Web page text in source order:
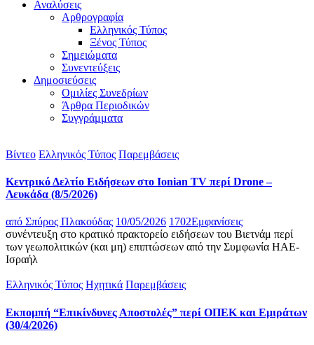
Αναλύσεις
Αρθρογραφία
Ελληνικός Τύπος
Ξένος Τύπος
Σημειώματα
Συνεντεύξεις
Δημοσιεύσεις
Ομιλίες Συνεδρίων
Άρθρα Περιοδικών
Συγγράμματα
Βίντεο Ελληνικός Τύπος Παρεμβάσεις
Κεντρικό Δελτίο Ειδήσεων στο Ionian TV περί Drone –
Λευκάδα (8/5/2026)
από Σπύρος Πλακούδας 10/05/2026 1702Εμφανίσεις
συνέντευξη στο κρατικό πρακτορείο ειδήσεων του Βιετνάμ περί
των γεωπολιτικών (και μη) επιπτώσεων από την Συμφωνία ΗΑΕ-
Ισραήλ
Ελληνικός Τύπος Ηχητικά Παρεμβάσεις
Εκπομπή “Επικίνδυνες Αποστολές” περί ΟΠΕΚ και Εμιράτων
(30/4/2026)